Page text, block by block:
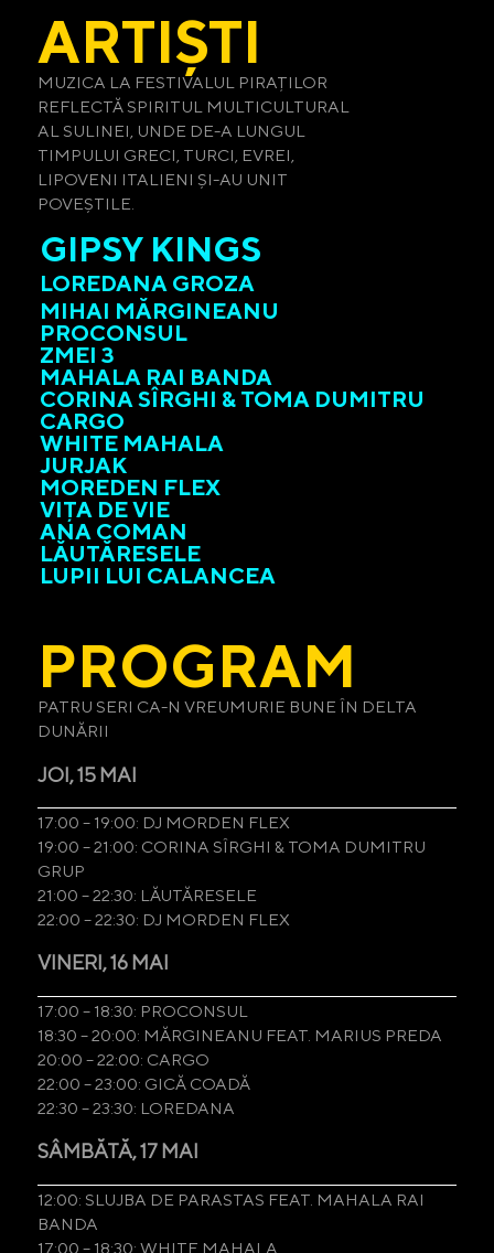
ARTIȘTI
MUZICA LA FESTIVALUL PIRAȚILOR
REFLECTĂ SPIRITUL MULTICULTURAL
AL SULINEI, UNDE DE-A LUNGUL
TIMPULUI GRECI, TURCI, EVREI,
LIPOVENI ITALIENI ȘI-AU UNIT
POVEȘTILE.
GIPSY KINGS
LOREDANA GROZA
MIHAI MĂRGINEANU
PROCONSUL
ZMEI 3
MAHALA RAI BANDA
CORINA SÎRGHI & TOMA DUMITRU
CARGO
WHITE MAHALA
JURJAK
MOREDEN FLEX
VIȚA DE VIE
ANA COMAN
LĂUTĂRESELE
LUPII LUI CALANCEA
PROGRAM
PATRU SERI CA-N VREUMURIE BUNE ÎN DELTA
DUNĂRII
JOI, 15 MAI
17:00 – 19:00: DJ MORDEN FLEX
19:00 – 21:00: CORINA SÎRGHI & TOMA DUMITRU
GRUP
21:00 – 22:30: LĂUTĂRESELE
22:00 – 22:30: DJ MORDEN FLEX
VINERI, 16 MAI
17:00 – 18:30: PROCONSUL
18:30 – 20:00: MĂRGINEANU FEAT. MARIUS PREDA
20:00 – 22:00: CARGO
22:00 – 23:00: GICĂ COADĂ
22:30 – 23:30: LOREDANA
SÂMBĂTĂ, 17 MAI
12:00: SLUJBA DE PARASTAS FEAT. MAHALA RAI
BANDA
17:00 – 18:30: WHITE MAHALA